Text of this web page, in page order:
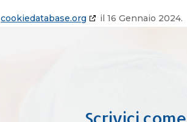
cookiedatabase.org il 16 Gennaio 2024.